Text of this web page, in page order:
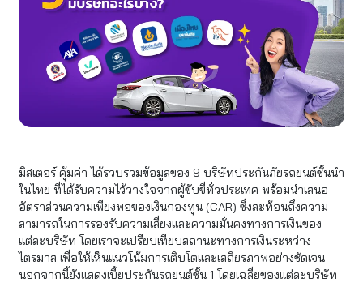
มิสเตอร์ คุ้มค่า ได้รวบรวมข้อมูลของ 9 บริษัทประกันภัยรถยนต์ชั้นนำ
ในไทย ที่ได้รับความไว้วางใจจากผู้ขับขี่ทั่วประเทศ พร้อมนำเสนอ
อัตราส่วนความเพียงพอของเงินกองทุน (CAR) ซึ่งสะท้อนถึงความ
สามารถในการรองรับความเสี่ยงและความมั่นคงทางการเงินของ
แต่ละบริษัท โดยเราจะเปรียบเทียบสถานะทางการเงินระหว่าง
ไตรมาส เพื่อให้เห็นแนวโน้มการเติบโตและเสถียรภาพอย่างชัดเจน
นอกจากนี้ยังแสดงเบี้ยประกันรถยนต์ชั้น 1 โดยเฉลี่ยของแต่ละบริษัท